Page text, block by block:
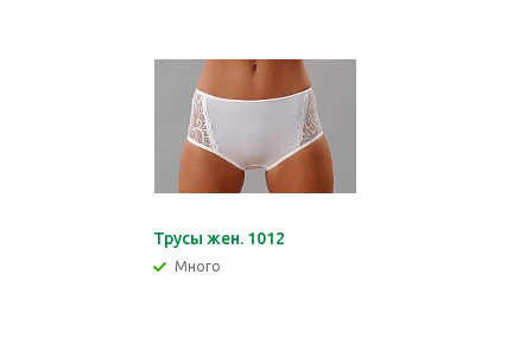
Трусы жен. 1012
Много